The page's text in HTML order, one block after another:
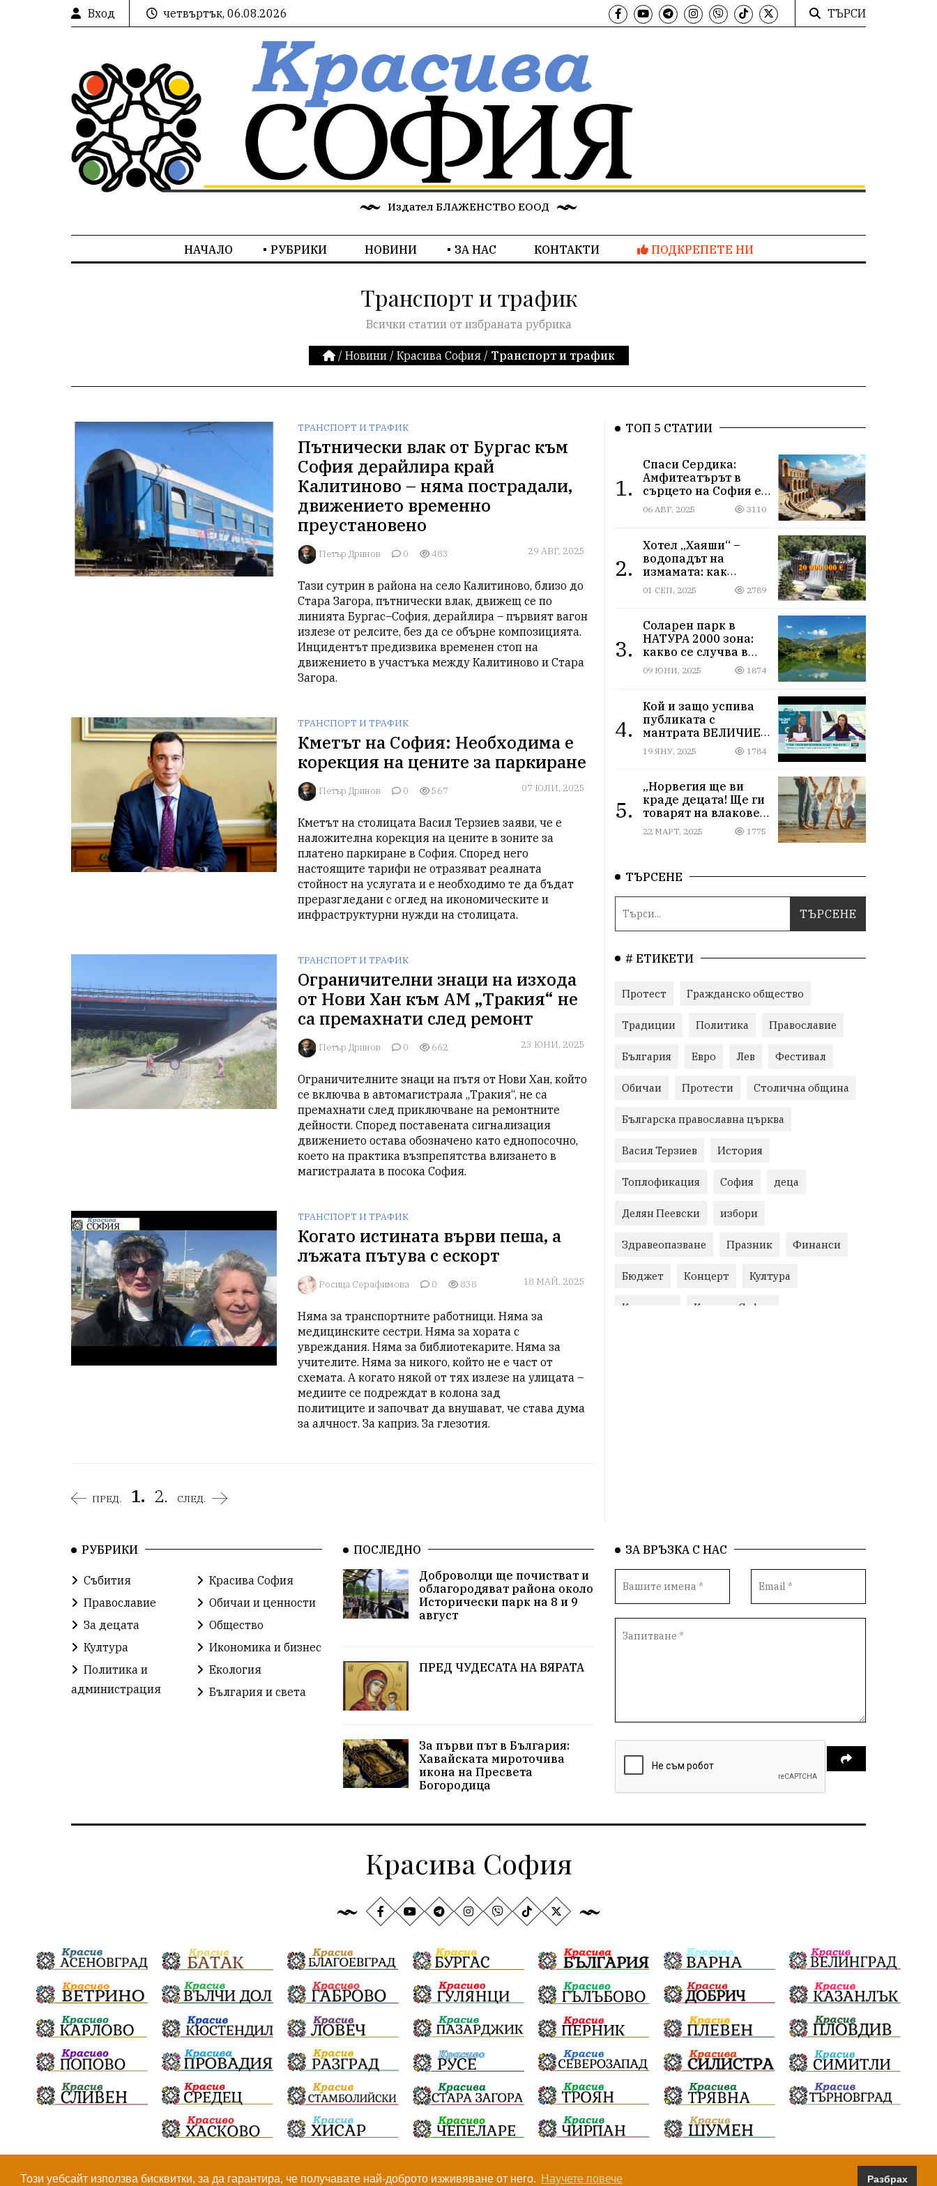
Този уебсайт използва бисквитки, за да гарантира, че получавате най-доброто изживяване от него. Научете повече Разбрах
Вход четвъртък, 06.08.2026 ТЪРСИ
Издател БЛАЖЕНСТВО ЕООД
НАЧАЛО РУБРИКИ НОВИНИ ЗА НАС КОНТАКТИ ПОДКРЕПЕТЕ НИ
Транспорт и трафик
Всички статии от избраната рубрика
/ Новини / Красива София / Транспорт и трафик
ТРАНСПОРТ И ТРАФИК
Пътнически влак от Бургас към
София дерайлира край
Калитиново – нямa пострадали,
движението временно
преустановено
Петър Дринов 0 483 29 АВГ, 2025
Тази сутрин в района на село Калитиново, близо до
Стара Загора, пътнически влак, движещ се по
линията Бургас–София, дерайлира – първият вагон
излезе от релсите, без да се обърне композицията.
Инцидентът предизвика временен стоп на
движението в участъка между Калитиново и Стара
Загора.
ТРАНСПОРТ И ТРАФИК
Кметът на София: Необходима е
корекция на цените за паркиране
Петър Дринов 0 567 07 ЮЛИ, 2025
Кметът на столицата Васил Терзиев заяви, че е
наложителна корекция на цените в зоните за
платено паркиране в София. Според него
настоящите тарифи не отразяват реалната
стойност на услугата и е необходимо те да бъдат
преразгледани с оглед на икономическите и
инфраструктурни нужди на столицата.
ТРАНСПОРТ И ТРАФИК
Ограничителни знаци на изхода
от Нови Хан към АМ „Тракия“ не
са премахнати след ремонт
Петър Дринов 0 662 23 ЮНИ, 2025
Ограничителните знаци на пътя от Нови Хан, който
се включва в автомагистрала „Тракия“, не са
премахнати след приключване на ремонтните
дейности. Според поставената сигнализация
движението остава обозначено като еднопосочно,
което на практика възпрепятства влизането в
магистралата в посока София.
ТРАНСПОРТ И ТРАФИК
Когато истината върви пеша, а
лъжата пътува с ескорт
Росица Серафимова 0 838 18 МАЙ, 2025
Няма за транспортните работници. Няма за
медицинските сестри. Няма за хората с
увреждания. Няма за библиотекарите. Няма за
учителите. Няма за никого, който не е част от
схемата. А когато някой от тях излезе на улицата –
медиите се подреждат в колона зад
политиците и започват да внушават, че става дума
за алчност. За каприз. За глезотия.
ПРЕД. 1. 2. СЛЕД.
ТОП 5 СТАТИИ
1.
Спаси Сердика:
Амфитеатърът в
сърцето на София е
на ръба да изчезне
06 АВГ, 2025 3110
2.
Хотел „Хаяши“ –
водопадът на
измамата: как
държавна заплата
ражда империя за
01 СЕП, 2025 2789
3.
Соларен парк в
НАТУРА 2000 зона:
какво се случва в
Мартиново?
09 ЮНИ, 2025 1874
4.
Кой и защо успива
публиката с
мантрата ВЕЛИЧИЕ
ОСТАВА ИЗВЪН
ПАРЛАМЕНТА
19 ЯНУ, 2025 1784
5.
„Норвегия ще ви
краде децата! Ще ги
товарят на влакове
от гара Подуяне“
22 МАРТ, 2025 1775
ТЪРСЕНЕ
# ЕТИКЕТИ
Протест Гражданско общество
Традиции Политика Православие
България Евро Лев Фестивал
Обичаи Протести Столична община
Българска православна църква
Васил Терзиев История
Топлофикация София деца
Делян Пеевски избори
Здравеопазване Празник Финанси
Бюджет Концерт Култура
Корупция Красива София
Данъци САЩ
Политическо реалити Еврозона
Ремонт Благомир Коцев Пожар
Софийски общински съвет
Екологична катастрофа Любов
Маратон кауза сбъдната мечта
отпадъци Нап Счетоводство
Референдум Вот на недоверие
ПП "Възраждане" Костадин Костадинов
Евро Евро Война чудеса
Фондация Въздигане
Дарение Политическа журналистика
РУБРИКИ
Събития
Красива София
Православие
Обичаи и ценности
За децата
Общество
Култура
Икономика и бизнес
Политика и
администрация
Екология
България и света
ПОСЛЕДНО
Доброволци ще почистват и
облагородяват района около
Исторически парк на 8 и 9
август
ПРЕД ЧУДЕСАТА НА ВЯРАТА
За първи път в България:
Хавайската мироточива
икона на Пресвета
Богородица
ЗА ВРЪЗКА С НАС
Красива София
© Всички права са запазени, 2026.